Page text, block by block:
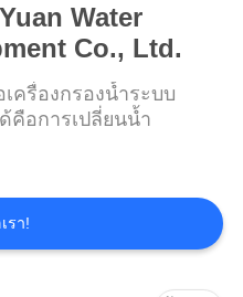
Water
Co., Ltd.
ครื่องกรองน้ำระบบ
คือการเปลี่ยนน้ำ
รา!